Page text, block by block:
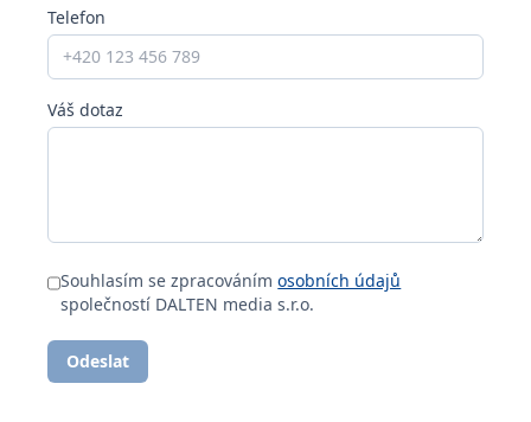
Telefon
Váš dotaz
Souhlasím se zpracovánímosobních údajů
společností DALTEN media s.r.o.
Odeslat